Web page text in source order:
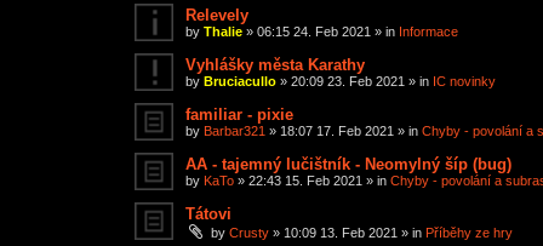
Relevely
by Thalie » 06:15 24. Feb 2021 » in Informace
Vyhlášky města Karathy
by Bruciacullo » 20:09 23. Feb 2021 » in IC novinky
familiar - pixie
by Barbar321 » 18:07 17. Feb 2021 » in Chyby - povolání a
AA - tajemný lučištník - Neomylný šíp (bug)
by KaTo » 22:43 15. Feb 2021 » in Chyby - povolání a
Tátovi
by Crusty » 10:09 13. Feb 2021 » in Příběhy ze hry